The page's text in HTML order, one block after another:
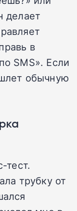
делает
в
SMS». Если
обычную
тест.
трубку от